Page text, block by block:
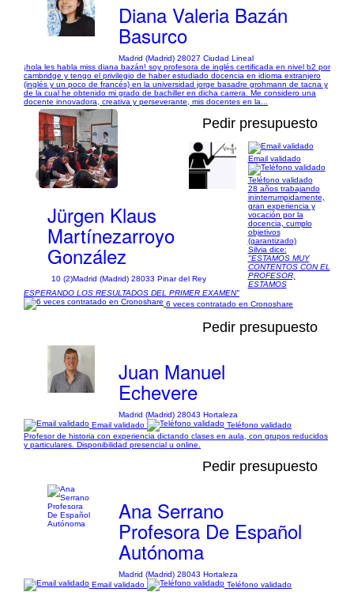
Diana Valeria Bazán
Basurco
Madrid (Madrid) 28027 Ciudad Lineal
¡hola les habla miss diana bazán! soy profesora de inglés certificada en nivel b2 por
cambridge y tengo el privilegio de haber estudiado docencia en idioma extranjero
(inglés y un poco de francés) en la universidad jorge basadre grohmann de tacna y
de la cual he obtenido mi grado de bachiller en dicha carrera. Me considero una
docente innovadora, creativa y perseverante, mis docentes en la...
1/3
Pedir presupuesto
Jürgen Klaus
Martínezarroyo
González
10 (2)Madrid (Madrid) 28033 Pinar del Rey
Email validado
Teléfono validado
28 años trabajando
ininterrumpidamente,
gran experiencia y
vocación por la
docencia, cumplo
objetivos
(garantizado)
Silvia dice:
"ESTAMOS MUY
CONTENTOS CON EL
PROFESOR,
ESTAMOS
ESPERANDO LOS RESULTADOS DEL PRIMER EXAMEN"
6 veces contratado en Cronoshare
Pedir presupuesto
Juan Manuel
Echevere
Madrid (Madrid) 28043 Hortaleza
Email validado
Teléfono validado
Profesor de historia con experiencia dictando clases en aula, con grupos reducidos
y particulares. Disponibilidad presencial u online.
Pedir presupuesto
Ana Serrano
Profesora De Español
Autónoma
Madrid (Madrid) 28043 Hortaleza
Email validado
Teléfono validado